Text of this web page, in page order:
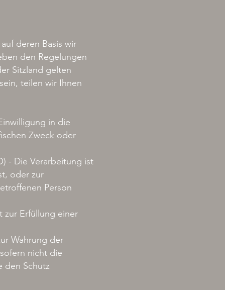
deren Basis wir
den Regelungen
Sitzland gelten
teilen wir Ihnen
in die
Zweck oder
- Die Verarbeitung ist
oder zur
Person
zur Erfüllung einer
Wahrung der
nicht die
den Schutz